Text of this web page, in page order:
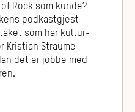
Rock som kunde?
podkastgjest
som har kultur-
Kristian Straume
det er jobbe med